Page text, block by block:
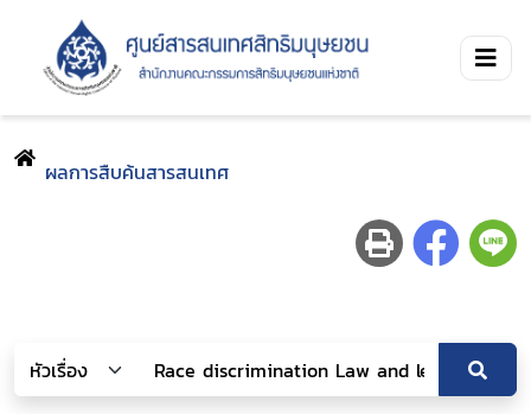
ผลการสืบค้นสารสนเทศ